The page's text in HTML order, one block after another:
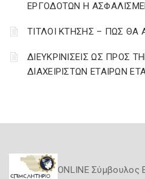
ΕΡΓΟΔΟΤΩΝ Η
ΤΙΤΛΟΙ ΚΤΗΣΗΣ – ΠΩΣ ΘΑ
ΔΙΕΥΚΡΙΝΙΣΕΙΣ ΩΣ ΠΡΟΣ
ΔΙΑΧΕΙΡΙΣΤΩΝ ΕΤΑΙΡΩΝ
ONLINE Σύμβουλος